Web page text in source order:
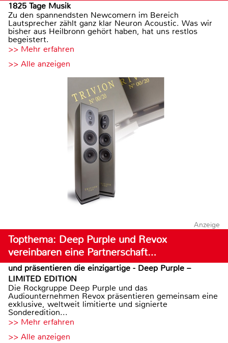
1825 Tage Musik
Zu den spannendsten Newcomern im Bereich
Lautsprecher zählt ganz klar Neuron Acoustic. Was wir
bisher aus Heilbronn gehört haben, hat uns restlos
begeistert.
>> Mehr erfahren
>> Alle anzeigen
Anzeige
Topthema: Deep Purple und Revox
vereinbaren eine Partnerschaft…
und präsentieren die einzigartige - Deep Purple –
LIMITED EDITION
Die Rockgruppe Deep Purple und das
Audiounternehmen Revox präsentieren gemeinsam eine
exklusive, weltweit limitierte und signierte
Sonderedition...
>> Mehr erfahren
>> Alle anzeigen